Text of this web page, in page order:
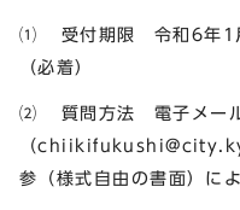
⑴ 受付期限 令和6年1月
（必着）
⑵ 質問方法 電子メー
（
参（様式自由の書面）によ